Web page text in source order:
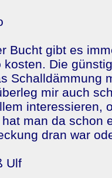
Bucht gibt es
kosten. Die
Schalldämmung
mir auch
interessieren,
hat man da schon
dran war
Ulf